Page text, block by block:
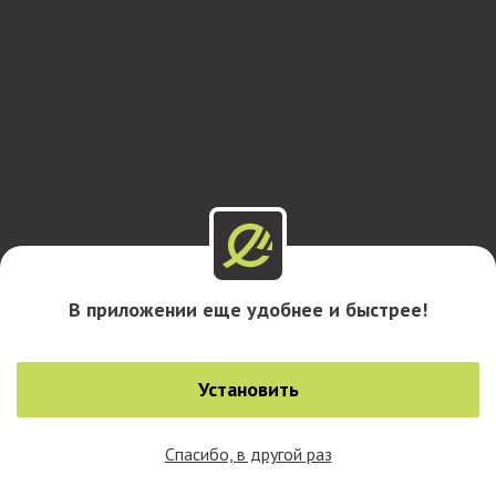
0
В приложении еще удобнее и быстрее!
Установить
Спасибо, в другой раз